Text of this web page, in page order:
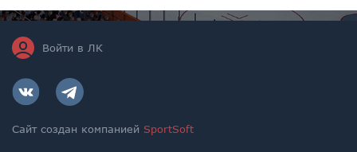
Войти в ЛК
Сайт создан компанией SportSoft